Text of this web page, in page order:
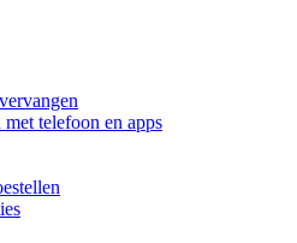
telefoon en apps